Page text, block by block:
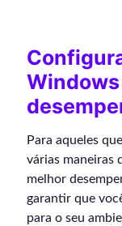
Para aqueles
várias maneiras
melhor
garantir que
para o seu